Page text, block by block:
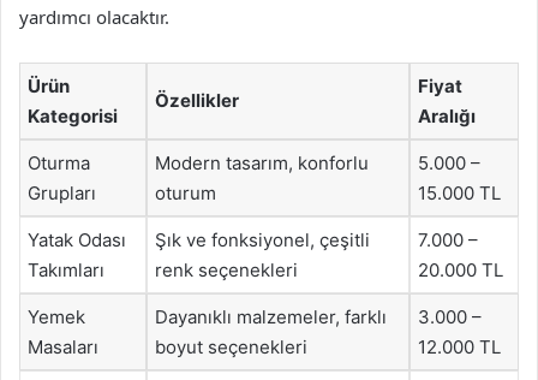
yardımcı olacaktır.
Ürün
Kategorisi
Özellikler
Fiyat
Aralığı
Oturma
Grupları
Modern tasarım, konforlu
oturum
5.000 –
15.000 TL
Yatak Odası
Takımları
Şık ve fonksiyonel, çeşitli
renk seçenekleri
7.000 –
20.000 TL
Yemek
Masaları
Dayanıklı malzemeler, farklı
boyut seçenekleri
3.000 –
12.000 TL